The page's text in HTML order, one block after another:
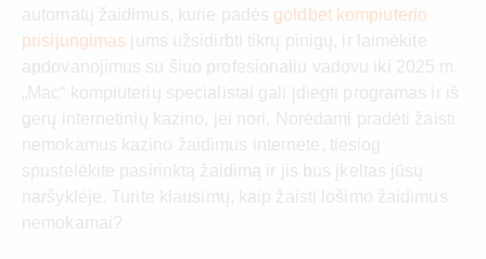
automatų žaidimus, kurie padės goldbet kompiuterio
prisijungimas jums užsidirbti tikrų pinigų, ir laimėkite
apdovanojimus su šiuo profesionaliu vadovu iki 2025 m.
„Mac“ kompiuterių specialistai gali įdiegti programas ir iš
gerų internetinių kazino, jei nori. Norėdami pradėti žaisti
nemokamus kazino žaidimus internete, tiesiog
spustelėkite pasirinktą žaidimą ir jis bus įkeltas jūsų
naršyklėje. Turite klausimų, kaip žaisti lošimo žaidimus
nemokamai?